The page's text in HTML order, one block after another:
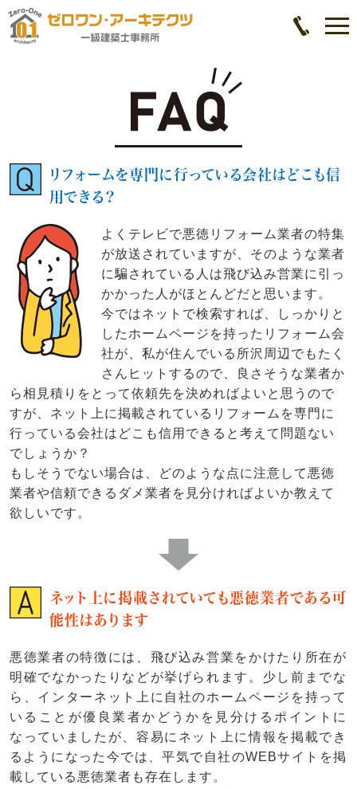
リフォームを専門に行っている会社はどこも信
用できる？
よくテレビで悪徳リフォーム業者の特集
が放送されていますが、そのような業者
に騙されている人は飛び込み営業に引っ
かかった人がほとんどだと思います。
今ではネットで検索すれば、しっかりと
したホームページを持ったリフォーム会
社が、私が住んでいる所沢周辺でもたく
さんヒットするので、良さそうな業者か
ら相見積りをとって依頼先を決めればよいと思うので
すが、ネット上に掲載されているリフォームを専門に
行っている会社はどこも信用できると考えて問題ない
でしょうか？
もしそうでない場合は、どのような点に注意して悪徳
業者や信頼できるダメ業者を見分ければよいか教えて
欲しいです。
ネット上に掲載されていても悪徳業者である可
能性はあります
悪徳業者の特徴には、飛び込み営業をかけたり所在が
明確でなかったりなどが挙げられます。少し前までな
ら、インターネット上に自社のホームページを持って
いることが優良業者かどうかを見分けるポイントに
なっていましたが、容易にネット上に情報を掲載でき
るようになった今では、平気で自社のWEBサイトを掲
載している悪徳業者も存在します。